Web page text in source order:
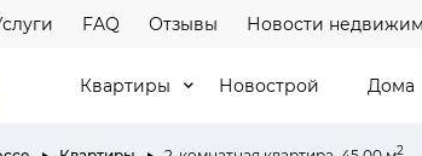
FAQ Отзывы Новости
Квартиры Новострой Дома
2